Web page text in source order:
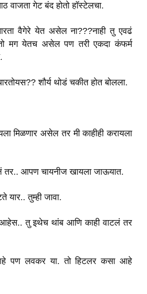
गेट बंद होतो हॉस्टेलचा.
वैगेरे येत असेल ना???नाही तु एवढं
मग येतच असेल पण तरी एकदा कंफर्म
शौर्य थोडं चकीत होत बोलला.
मिळणार असेल तर मी काहीही करायला
तर.. आपण चायनीज खायला जाऊयात.
यार.. तुम्ही जावा.
तु इथेच थांब आणि काही वाटलं तर
पण लवकर या. तो हिटलर कसा आहे